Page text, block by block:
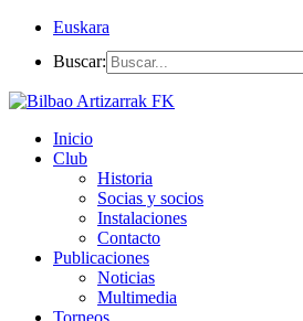
Euskara
Buscar:
Inicio
Club
Historia
Socias y socios
Instalaciones
Contacto
Publicaciones
Noticias
Multimedia
Torneos